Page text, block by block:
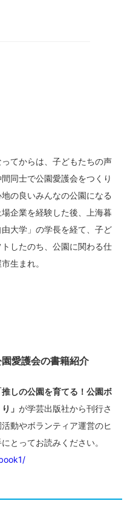
てからは、子どもたちの声
同士で公園愛護会をつくり
の良いみんなの公園になる
企業を経験した後、上海暮
大学」の学長を経て、子ど
したのち、公園に関わる仕
生まれ。
愛護会の書籍紹介
推しの公園を育てる！公園ボ
」 が学芸出版社から刊行さ
動やボランティア運営のヒ
とってお読みください。